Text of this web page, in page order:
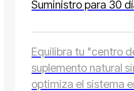
Suministro para 30
Equilibra tu "centro
suplemento natural
optimiza el sistema